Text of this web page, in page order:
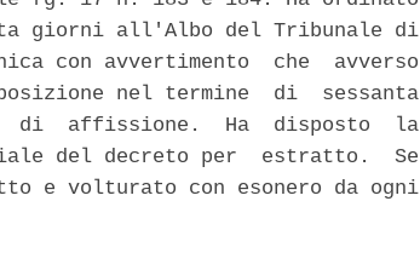
giorni all'Albo del Tribunale di
con avvertimento  che  avverso
nel termine  di  sessanta
di  affissione.  Ha  disposto  la
del decreto per  estratto.  Se
e volturato con esonero da ogni